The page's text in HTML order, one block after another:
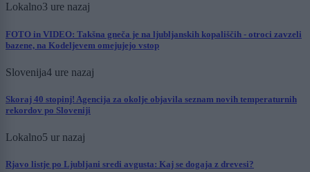
Lokalno3 ure nazaj
FOTO in VIDEO: Takšna gneča je na ljubljanskih kopališčih - otroci zavzeli
bazene, na Kodeljevem omejujejo vstop
Slovenija4 ure nazaj
Skoraj 40 stopinj! Agencija za okolje objavila seznam novih temperaturnih
rekordov po Sloveniji
Lokalno5 ur nazaj
Rjavo listje po Ljubljani sredi avgusta: Kaj se dogaja z drevesi?